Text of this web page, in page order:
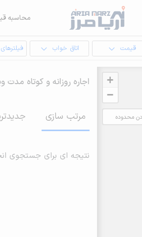
محاسبه
قیمت اتاق خواب
+
−
محدوده
اجاره روزانه و کوتاه مدت
مرتب سازی
نتیجه ای برای جستجوی